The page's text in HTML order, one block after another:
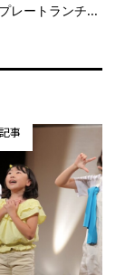
レートランチ...
事